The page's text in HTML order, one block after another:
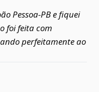
Pessoa‑PB e fiquei
foi feita com
perfeitamente ao